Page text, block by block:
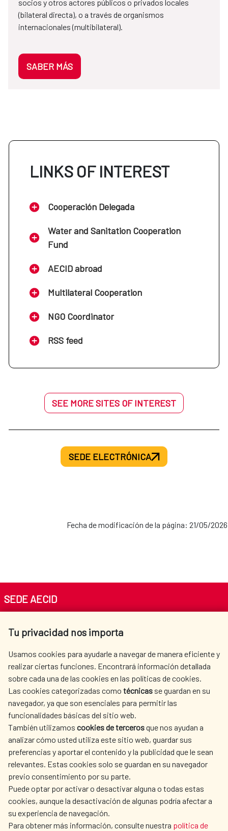
socios y otros actores públicos o privados locales
(bilateral directa), o a través de organismos
internacionales (multibilateral).
SABER MÁS
LINKS OF INTEREST
Cooperación Delegada
Water and Sanitation Cooperation
Fund
AECID abroad
Multilateral Cooperation
NGO Coordinator
RSS feed
SEE MORE SITES OF INTEREST
SEDE ELECTRÓNICA
Fecha de modificación de la página: 21/05/2026
Tu privacidad nos importa
Usamos cookies para ayudarle a navegar de manera eficiente y
realizar ciertas funciones. Encontrará información detallada
sobre cada una de las cookies en las políticas de cookies.
Las cookies categorizadas como técnicas se guardan en su
navegador, ya que son esenciales para permitir las
funcionalidades básicas del sitio web.
También utilizamos cookies de tercerosque nos ayudan a
analizar cómo usted utiliza este sitio web, guardar sus
preferencias y aportar el contenido y la publicidad que le sean
relevantes. Estas cookies solo se guardan en su navegador
previo consentimiento por su parte.
Puede optar por activar o desactivar alguna o todas estas
cookies, aunque la desactivación de algunas podría afectar a
su experiencia de navegación.
Para obtener más información, consulte nuestra política de
SEDE AECID
Tel. +34 900 20 30 54​​​​​​​
AECID
WHERE DO WE COOPERATE?
SPANISH HUMANITARIAN
ACTION
PRESS ROOM
CULTURE AND SCIENCE LIBRARY
OUR SOCIAL MEDIA